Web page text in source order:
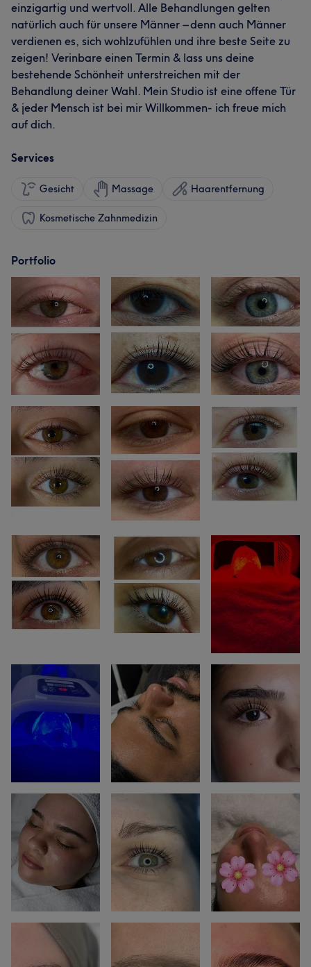
einzigartig und wertvoll. Alle Behandlungen gelten
natürlich auch für unsere Männer – denn auch Männer
verdienen es, sich wohlzufühlen und ihre beste Seite zu
zeigen! Verinbare einen Termin & lass uns deine
bestehende Schönheit unterstreichen mit der
Behandlung deiner Wahl. Mein Studio ist eine offene Tür
& jeder Mensch ist bei mir Willkommen- ich freue mich
auf dich.
Services
Gesicht Massage Haarentfernung
Kosmetische Zahnmedizin
Portfolio